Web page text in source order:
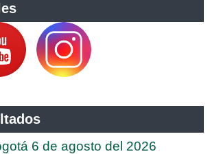
6 de agosto del 2026